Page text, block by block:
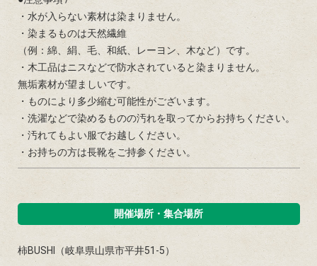
・水が入らない素材は染まりません。
・染まるものは天然繊維
（例：綿、絹、毛、和紙、レーヨン、木など）です。
・木工品はニスなどで防水されていると染まりません。
無垢素材が望ましいです。
・ものにより多少縮む可能性がございます。
・洗濯などで染めるものの汚れを取ってからお持ちください。
・汚れてもよい服でお越しください。
・お持ちの方は長靴をご持参ください。
開催場所・集合場所
柿BUSHI（岐阜県山県市平井51-5）